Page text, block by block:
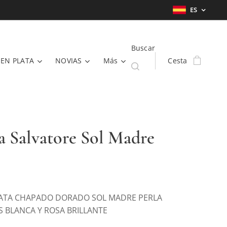
ES
PLATA NOVIAS Más
Buscar
Cesta
Salvatore Sol Madre
CHAPADO DORADO SOL MADRE PERLA
BLANCA Y ROSA BRILLANTE